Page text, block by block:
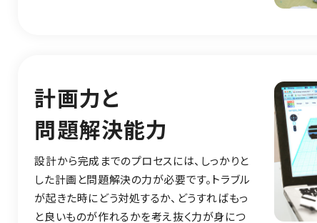
計画力と
問題解決能力
設計から完成までのプロセスには、しっかりと
した計画と問題解決の力が必要です。トラブル
が起きた時にどう対処するか、どうすればもっ
と良いものが作れるかを考え抜く力が身につ